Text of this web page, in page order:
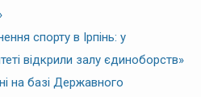
спорту в Ірпінь: у
відкрили залу єдиноборств»
на базі Державного